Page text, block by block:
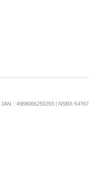
JAN：4988066250293 | NSBX-54767